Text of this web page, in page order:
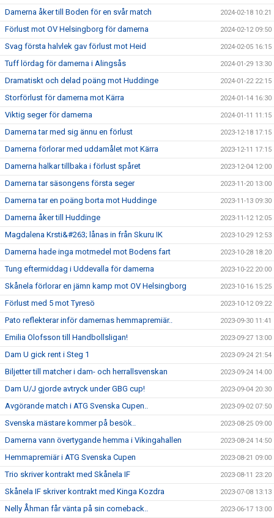
Damerna åker till Boden för en svår match 2024-02-18 10:21
Förlust mot OV Helsingborg för damerna 2024-02-12 09:50
Svag första halvlek gav förlust mot Heid 2024-02-05 16:15
Tuff lördag för damerna i Alingsås 2024-01-29 13:30
Dramatiskt och delad poäng mot Huddinge 2024-01-22 22:15
Storförlust för damerna mot Kärra 2024-01-14 16:30
Viktig seger för damerna 2024-01-11 11:15
Damerna tar med sig ännu en förlust 2023-12-18 17:15
Damerna förlorar med uddamålet mot Kärra 2023-12-11 17:15
Damerna halkar tillbaka i förlust spåret 2023-12-04 12:00
Damerna tar säsongens första seger 2023-11-20 13:00
Damerna tar en poäng borta mot Huddinge 2023-11-13 09:30
Damerna åker till Huddinge 2023-11-12 12:05
Magdalena Krsti&#263; lånas in från Skuru IK 2023-10-29 12:53
Damerna hade inga motmedel mot Bodens fart 2023-10-28 18:20
Tung eftermiddag i Uddevalla för damerna 2023-10-22 20:00
Skånela förlorar en jämn kamp mot OV Helsingborg 2023-10-16 15:25
Förlust med 5 mot Tyresö 2023-10-12 09:22
Pato reflekterar inför damernas hemmapremiär.. 2023-09-30 11:41
Emilia Olofsson till Handbollsligan! 2023-09-27 13:00
Dam U gick rent i Steg 1 2023-09-24 21:54
Biljetter till matcher i dam- och herrallsvenskan 2023-09-24 14:00
Dam U/J gjorde avtryck under GBG cup! 2023-09-04 20:30
Avgörande match i ATG Svenska Cupen.. 2023-09-02 07:50
Svenska mästare kommer på besök.. 2023-08-25 09:00
Damerna vann övertygande hemma i Vikingahallen 2023-08-24 14:50
Hemmapremiär i ATG Svenska Cupen 2023-08-21 09:00
Trio skriver kontrakt med Skånela IF 2023-08-11 23:20
Skånela IF skriver kontrakt med Kinga Kozdra 2023-07-08 13:13
Nelly Åhman får vänta på sin comeback.. 2023-06-17 13:00